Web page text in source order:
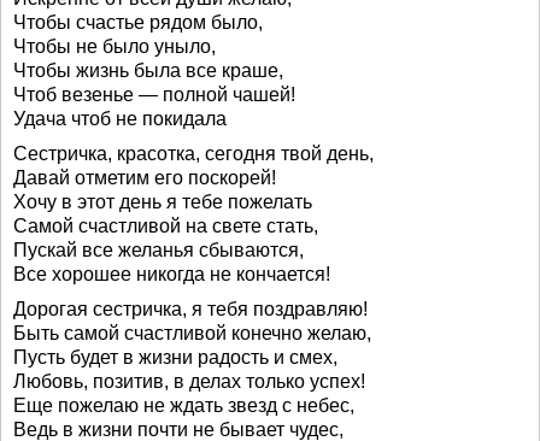
Чтобы счастье рядом было,
Чтобы не было уныло,
Чтобы жизнь была все краше,
Чтоб везенье — полной чашей!
Удача чтоб не покидала
Сестричка, красотка, сегодня твой день,
Давай отметим его поскорей!
Хочу в этот день я тебе пожелать
Самой счастливой на свете стать,
Пускай все желанья сбываются,
Все хорошее никогда не кончается!
Дорогая сестричка, я тебя поздравляю!
Быть самой счастливой конечно желаю,
Пусть будет в жизни радость и смех,
Любовь, позитив, в делах только успех!
Еще пожелаю не ждать звезд с небес,
Ведь в жизни почти не бывает чудес,